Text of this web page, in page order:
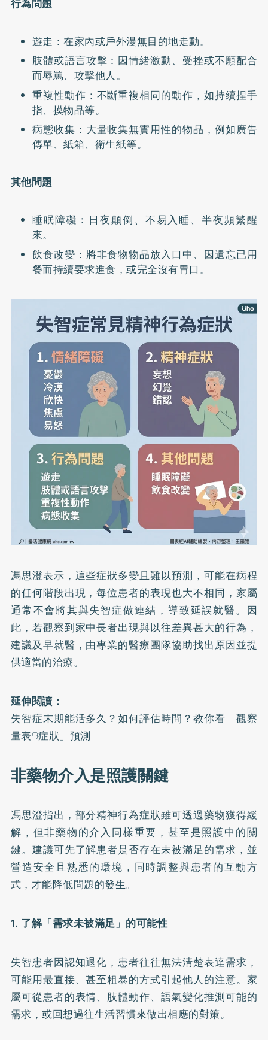
行為問題
遊走：在家內或戶外漫無目的地走動。
肢體或語言攻擊：因情緒激動、受挫或不願配合
而辱罵、攻擊他人。
重複性動作：不斷重複相同的動作，如持續捏手
指、摸物品等。
病態收集：大量收集無實用性的物品，例如廣告
傳單、紙箱、衛生紙等。
其他問題
睡眠障礙：日夜顛倒、不易入睡、半夜頻繁醒
來。
飲食改變：將非食物物品放入口中、因遺忘已用
餐而持續要求進食，或完全沒有胃口。
馮思澄表示，這些症狀多變且難以預測，可能在病程
的任何階段出現，每位患者的表現也大不相同，家屬
通常不會將其與失智症做連結，導致延誤就醫。因
此，若觀察到家中長者出現與以往差異甚大的行為，
建議及早就醫，由專業的醫療團隊協助找出原因並提
供適當的治療。
延伸閱讀：
失智症末期能活多久？如何評估時間？教你看「觀察
量表9症狀」預測
非藥物介入是照護關鍵
馮思澄指出，部分精神行為症狀雖可透過藥物獲得緩
解，但非藥物的介入同樣重要，甚至是照護中的關
鍵。建議可先了解患者是否存在未被滿足的需求，並
營造安全且熟悉的環境，同時調整與患者的互動方
式，才能降低問題的發生。
1. 了解「需求未被滿足」的可能性
失智患者因認知退化，患者往往無法清楚表達需求，
可能用最直接、甚至粗暴的方式引起他人的注意。家
屬可從患者的表情、肢體動作、語氣變化推測可能的
需求，或回想過往生活習慣來做出相應的對策。